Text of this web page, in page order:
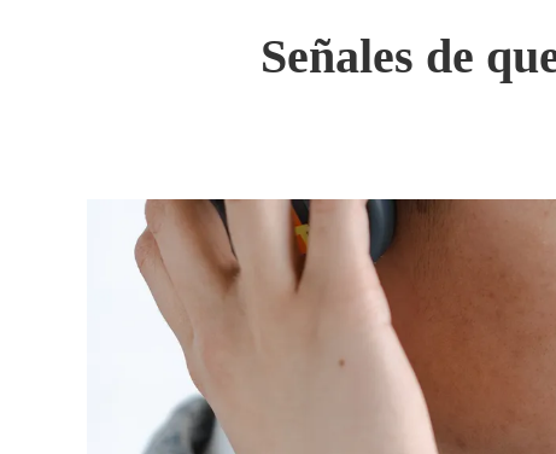
Señales de